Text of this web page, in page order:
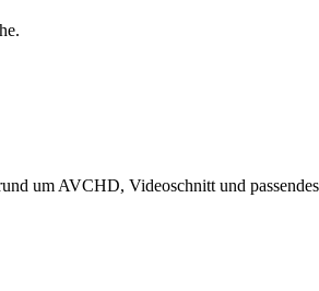
um AVCHD, Videoschnitt und